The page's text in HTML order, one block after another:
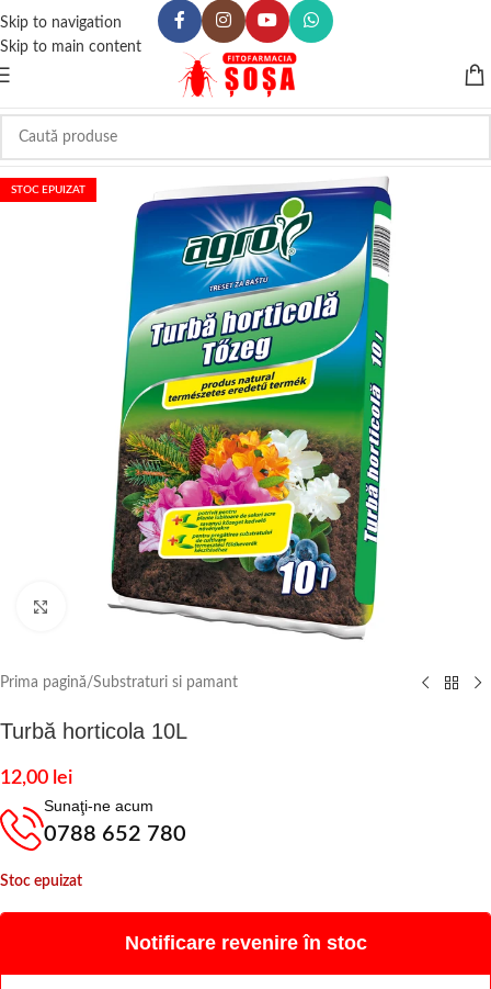
Skip to navigation
Skip to main content
STOC EPUIZAT
Click to enlarge
Prima pagină/Substraturi si pamant
Turbă horticola 10L
12,00 lei
Sunaţi-ne acum
0788 652 780
Stoc epuizat
Notificare revenire în stoc